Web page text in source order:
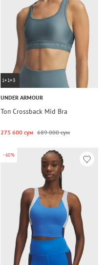
1+1=3
UNDER ARMOUR
Топ Crossback Mid Bra
275 600 сум 689 000 сум
-60%